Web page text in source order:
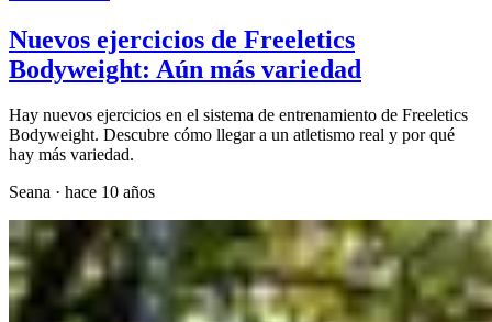
Nuevos ejercicios de Freeletics
Bodyweight: Aún más variedad
Hay nuevos ejercicios en el sistema de entrenamiento de Freeletics
Bodyweight. Descubre cómo llegar a un atletismo real y por qué
hay más variedad.
Seana · hace 10 años